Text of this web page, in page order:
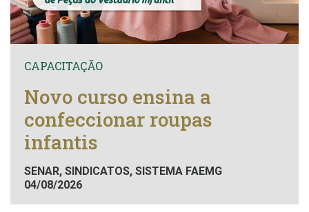
CAPACITAÇÃO
Novo curso ensina a
confeccionar roupas
infantis
SENAR, SINDICATOS, SISTEMA FAEMG
04/08/2026